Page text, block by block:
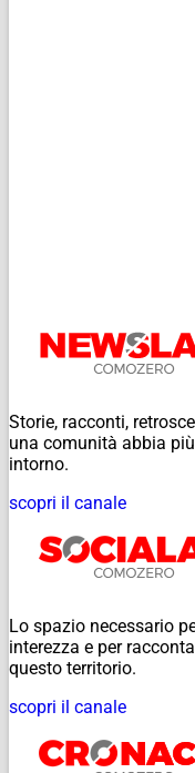
Storie, racconti,
una comunità abbia
intorno.
scopri il canale
Lo spazio necessario
interezza e per
questo territorio.
scopri il canale